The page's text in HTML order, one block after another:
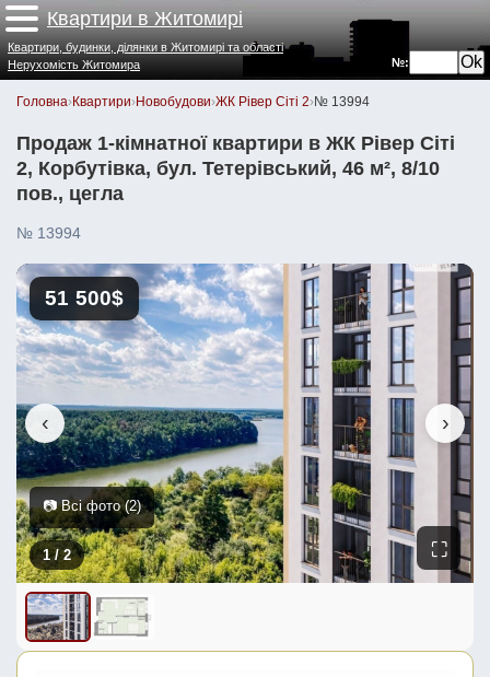
Квартири в Житомирі
№:
Квартири, будинки, ділянки в Житомирі та області
Нерухомість Житомира
Головна›Квартири›Новобудови›ЖК Рівер Сіті 2›№ 13994
Продаж 1-кімнатної квартири в ЖК Рівер Сіті
2, Корбутівка, бул. Тетерівський, 46 м², 8/10
пов., цегла
№ 13994
‹ ›
51 500$
1/ 2 ⛶
📷 Всі фото (2)